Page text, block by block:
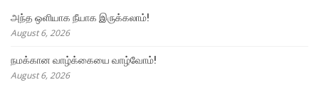
அந்த ஒளியாக நீயாக இருக்கலாம்!
August 6, 2026
நமக்கான வாழ்க்கையை வாழ்வோம்!
August 6, 2026